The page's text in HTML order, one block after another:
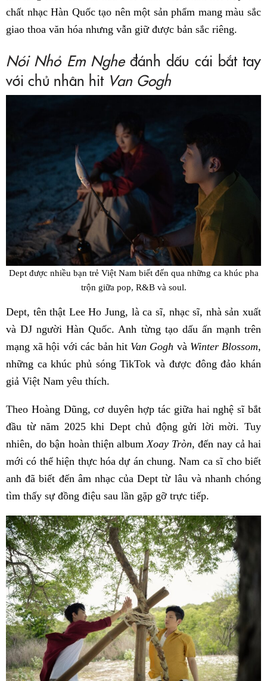
chất nhạc Hàn Quốc tạo nên một sản phẩm mang màu sắc
giao thoa văn hóa nhưng vẫn giữ được bản sắc riêng.
Nói Nhỏ Em Nghe đánh dấu cái bắt tay
với chủ nhân hit Van Gogh
Dept được nhiều bạn trẻ Việt Nam biết đến qua những ca khúc pha
trộn giữa pop, R&B và soul.
Dept, tên thật Lee Ho Jung, là ca sĩ, nhạc sĩ, nhà sản xuất
và DJ người Hàn Quốc. Anh từng tạo dấu ấn mạnh trên
mạng xã hội với các bản hit Van Gogh và Winter Blossom,
những ca khúc phủ sóng TikTok và được đông đảo khán
giả Việt Nam yêu thích.
Theo Hoàng Dũng, cơ duyên hợp tác giữa hai nghệ sĩ bắt
đầu từ năm 2025 khi Dept chủ động gửi lời mời. Tuy
nhiên, do bận hoàn thiện albumXoay Tròn, đến nay cả hai
mới có thể hiện thực hóa dự án chung. Nam ca sĩ cho biết
anh đã biết đến âm nhạc của Dept từ lâu và nhanh chóng
tìm thấy sự đồng điệu sau lần gặp gỡ trực tiếp.